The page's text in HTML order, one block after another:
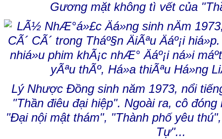
Gương mặt không tì vết của
Lý Nhược Đồng sinh năm 1973, nổi
"Thần điêu đại hiệp". Ngoài ra, cô
"Đại nội mật thám", "Thành phố yêu
Tự"...